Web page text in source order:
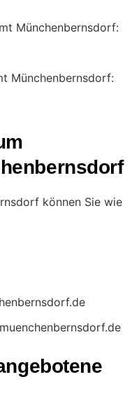
Münchenbernsdorf:
Münchenbernsdorf:
können Sie wie